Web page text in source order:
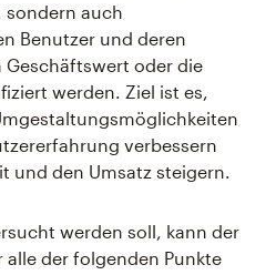
sondern auch
Benutzer und deren
oder die
werden. Ziel ist es,
verbessern
und den Umsatz steigern.
werden soll, kann der
alle der folgenden Punkte